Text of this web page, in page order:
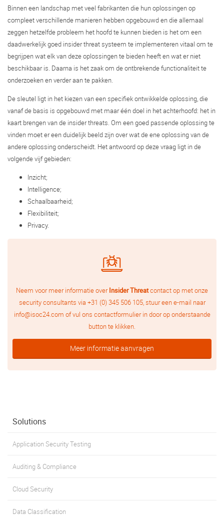
Binnen een landschap met veel fabrikanten die hun oplossingen op
compleet verschillende manieren hebben opgebouwd en die allemaal
zeggen hetzelfde probleem het hoofd te kunnen bieden is het om een
daadwerkelijk goed insider threat systeem te implementeren vitaal om te
begrijpen wat elk van deze oplossingen te bieden heeft en wat er niet
beschikbaar is. Daarna is het zaak om de ontbrekende functionaliteit te
onderzoeken en verder aan te pakken.
De sleutel ligt in het kiezen van een specifiek ontwikkelde oplossing, die
vanaf de basis is opgebouwd met maar één doel in het achterhoofd: het in
kaart brengen van de insider threats. Om een goed passende oplossing te
vinden moet er een duidelijk beeld zijn over wat de ene oplossing van de
andere oplossing onderscheidt. Het antwoord op deze vraag ligt in de
volgende vijf gebieden:
Inzicht;
Intelligence;
Schaalbaarheid;
Flexibiliteit;
Privacy.
Neem voor meer informatie overInsider Threatcontact op met onze
security consultants via +31 (0) 345 506 105, stuur een e-mail naar
info@isoc24.com of vul ons contactformulier in door op onderstaande
button te klikken.
Meer informatie aanvragen
Solutions
Application Security Testing
Auditing & Compliance
Cloud Security
Data Classification